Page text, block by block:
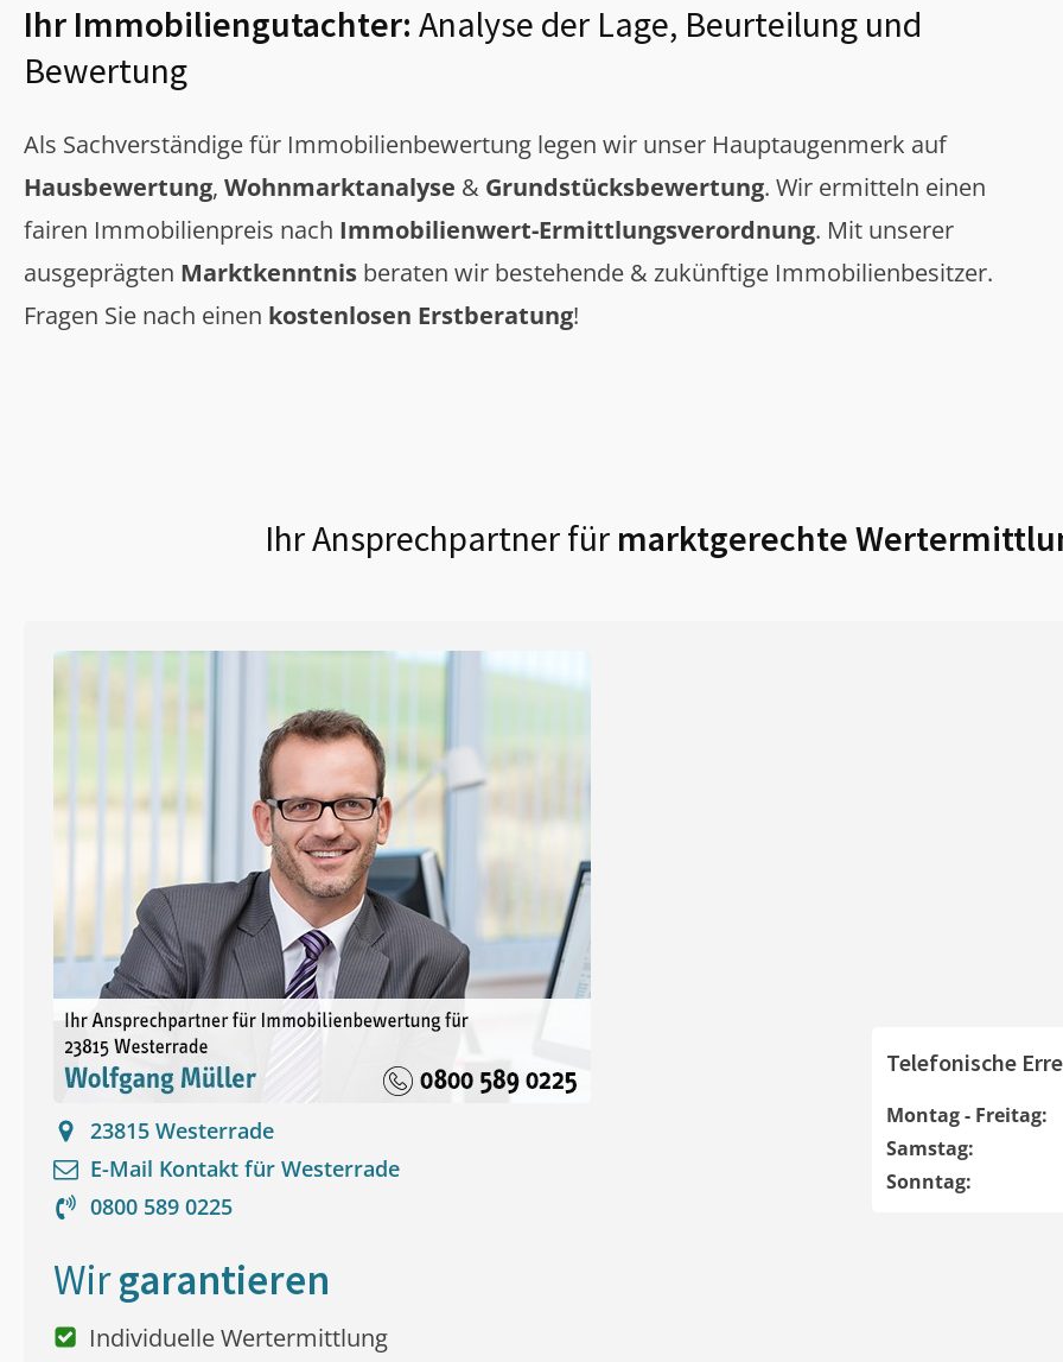
Ihr Immobiliengutachter: Analyse der Lage, Beurteilung und
Bewertung
Als Sachverständige für Immobilienbewertung legen wir unser Hauptaugenmerk auf
Hausbewertung, Wohnmarktanalyse & Grundstücksbewertung. Wir ermitteln einen
fairen Immobilienpreis nach Immobilienwert-Ermittlungsverordnung. Mit unserer
ausgeprägten Marktkenntnis beraten wir bestehende & zukünftige Immobilienbesitzer.
Fragen Sie nach einen kostenlosen Erstberatung!
Ihr Ansprechpartner für marktgerechte
23815 Westerrade
E-Mail Kontakt für Westerrade
0800 589 0225
Telefonische
Montag - Freitag:
Samstag:
Sonntag:
Wirgarantieren
Individuelle Wertermittlung